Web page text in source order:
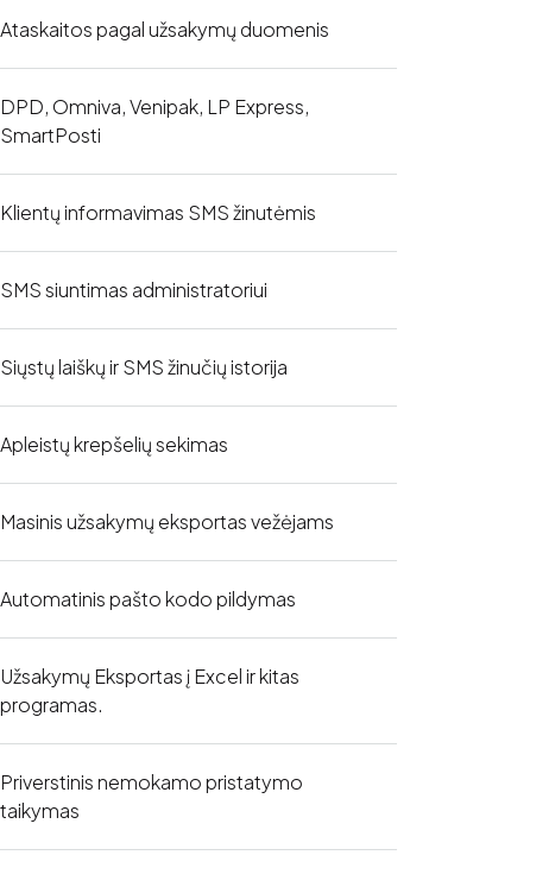
Ataskaitos pagal užsakymų duomenis
DPD, Omniva, Venipak, LP Express,
SmartPosti
Klientų informavimas SMS žinutėmis
SMS siuntimas administratoriui
Siųstų laiškų ir SMS žinučių istorija
Apleistų krepšelių sekimas
Masinis užsakymų eksportas vežėjams
Automatinis pašto kodo pildymas
Užsakymų Eksportas į Excel ir kitas
programas.
Priverstinis nemokamo pristatymo
taikymas